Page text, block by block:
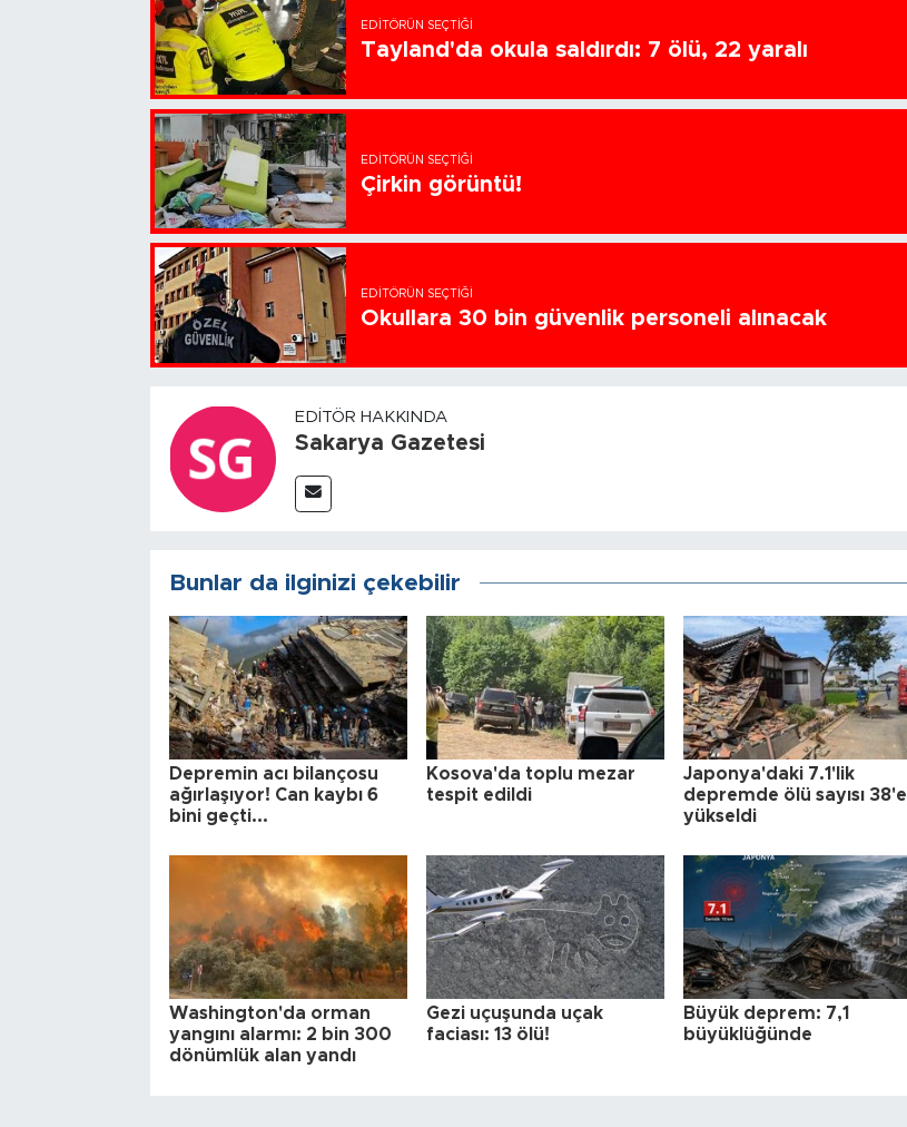
EDITÖRÜN SEÇTIĞI
Tayland'da okula saldırdı: 7 ölü, 22 yaralı
EDITÖRÜN SEÇTIĞI
Çirkin görüntü!
EDITÖRÜN SEÇTIĞI
Okullara 30 bin güvenlik personeli alınacak
EDITÖR HAKKINDA
Sakarya Gazetesi
Bunlar da ilginizi çekebilir
Depremin acı bilançosu
ağırlaşıyor! Can kaybı 6
bini geçti...
Kosova'da toplu mezar
tespit edildi
Japonya'daki 7.1'lik
depremde ölü sayısı 38'e
yükseldi
Washington'da orman
yangını alarmı: 2 bin 300
dönümlük alan yandı
Gezi uçuşunda uçak
faciası: 13 ölü!
Büyük deprem: 7,1
büyüklüğünde